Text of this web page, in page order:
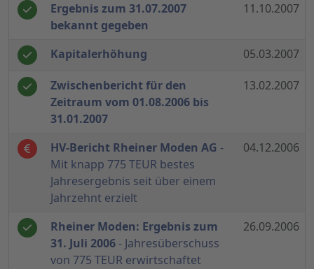
Ergebnis zum 31.07.2007
bekannt gegeben
11.10.2007
Kapitalerhöhung 05.03.2007
Zwischenbericht für den
Zeitraum vom 01.08.2006 bis
31.01.2007
13.02.2007
HV-Bericht Rheiner Moden AG -
Mit knapp 775 TEUR bestes
Jahresergebnis seit über einem
Jahrzehnt erzielt
04.12.2006
Rheiner Moden: Ergebnis zum
31. Juli 2006- Jahresüberschuss
von 775 TEUR erwirtschaftet
26.09.2006